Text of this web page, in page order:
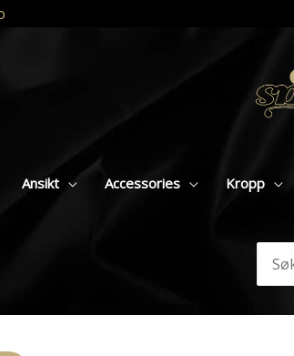
Ansikt Accessories Kropp
etter: